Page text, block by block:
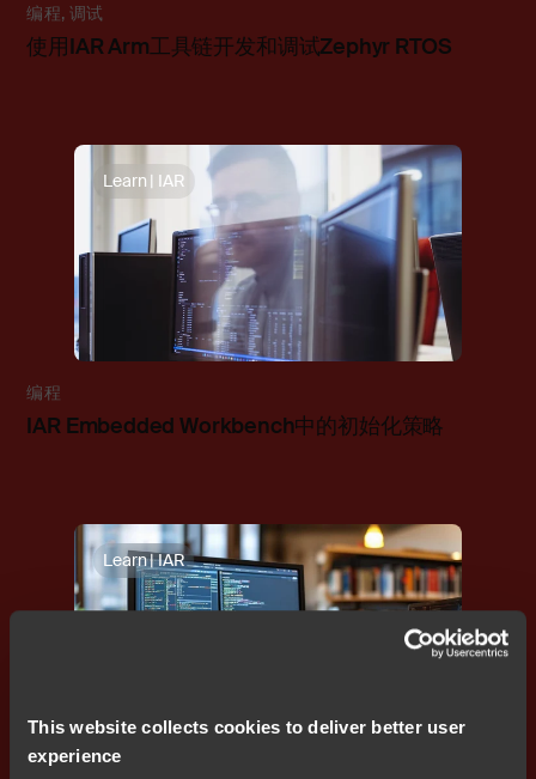
This website collects cookies to deliver better user
experience
编程, 调试
使用IAR Arm工具链开发和调试Zephyr RTOS
Learn | IAR
编程
IAR Embedded Workbench中的初始化策略
Learn | IAR
编程